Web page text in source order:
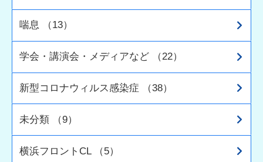
喘息 （13）
学会・講演会・メディアなど （22）
新型コロナウィルス感染症 （38）
未分類 （9）
横浜フロントCL （5）